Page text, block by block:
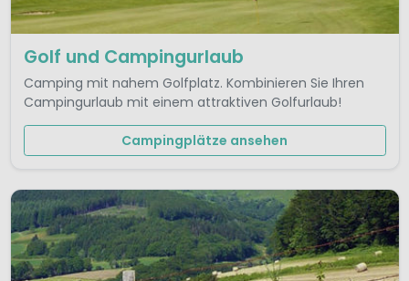
Golf und Campingurlaub
Camping mit nahem Golfplatz. Kombinieren Sie Ihren
Campingurlaub mit einem attraktiven Golfurlaub!
Campingplätze ansehen